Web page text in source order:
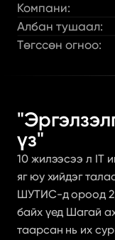
үз"
10 жилээсээ л IT
яг юу хийдэг
ШУТИС-д ороод
байх үед Шагай
таарсан нь их
Компани:
Албан тушаал:
Төгссөн огноо: